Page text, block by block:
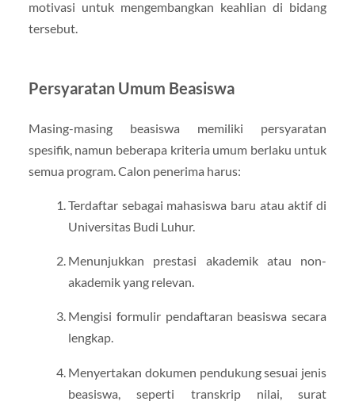
motivasi untuk mengembangkan keahlian di bidang
tersebut.
Persyaratan Umum Beasiswa
Masing-masing beasiswa memiliki persyaratan
spesifik, namun beberapa kriteria umum berlaku untuk
semua program. Calon penerima harus:
Terdaftar sebagai mahasiswa baru atau aktif di
Universitas Budi Luhur.
Menunjukkan prestasi akademik atau non-
akademik yang relevan.
Mengisi formulir pendaftaran beasiswa secara
lengkap.
Menyertakan dokumen pendukung sesuai jenis
beasiswa, seperti transkrip nilai, surat